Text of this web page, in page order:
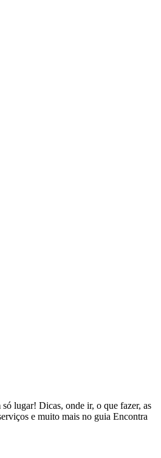
lugar! Dicas, onde ir, o que fazer, as
e muito mais no guia Encontra